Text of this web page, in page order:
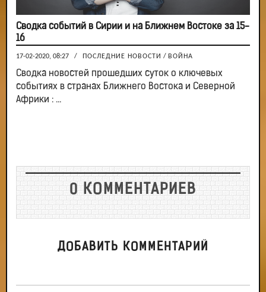
Сводка событий в Сирии и на Ближнем Востоке за 15-
16
17-02-2020, 08:27 / ПОСЛЕДНИЕ НОВОСТИ / ВОЙНА
Сводка новостей прошедших суток о ключевых
событиях в странах Ближнего Востока и Северной
Африки : ...
0 КОММЕНТАРИЕВ
ДОБАВИТЬ КОММЕНТАРИЙ